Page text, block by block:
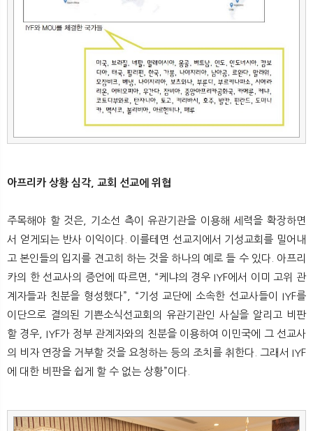
아프리카 상황 심각, 교회 선교에 위협
주목해야 할 것은, 기소선 측이 유관기관을 이용해 세력을 확장하면
서 얻게되는 반사 이익이다. 이를테면 선교지에서 기성교회를 밀어내
고 본인들의 입지를 견고히 하는 것을 하나의 예로 들 수 있다. 아프리
카의 한 선교사의 증언에 따르면, “케냐의 경우 IYF에서 이미 고위 관
계자들과 친분을 형성했다”, “기성 교단에 소속한 선교사들이 IYF를
이단으로 결의된 기쁜소식선교회의 유관기관인 사실을 알리고 비판
할 경우, IYF가 정부 관계자와의 친분을 이용하여 이민국에 그 선교사
의 비자 연장을 거부할 것을 요청하는 등의 조치를 취한다. 그래서 IYF
에 대한 비판을 쉽게 할 수 없는 상황”이다.